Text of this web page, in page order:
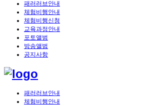
패러러브안내
체험비행안내
체험비행신청
교육과정안내
포토앨범
방송앨범
공지사항
패러러브안내
체험비행안내
Sketchbook5, 스케치북5